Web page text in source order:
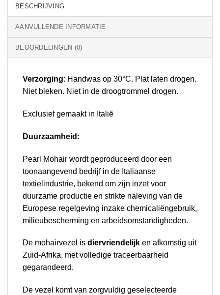
BESCHRIJVING
AANVULLENDE INFORMATIE
BEOORDELINGEN (0)
Verzorging: Handwas op 30°C. Plat laten drogen.
Niet bleken. Niet in de droogtrommel drogen.
Exclusief gemaakt in Italië
Duurzaamheid:
Pearl Mohair wordt geproduceerd door een
toonaangevend bedrijf in de Italiaanse
textielindustrie, bekend om zijn inzet voor
duurzame productie en strikte naleving van de
Europese regelgeving inzake chemicaliëngebruik,
milieubescherming en arbeidsomstandigheden.
De mohairvezel is diervriendelijk en afkomstig uit
Zuid-Afrika, met volledige traceerbaarheid
gegarandeerd.
De vezel komt van zorgvuldig geselecteerde